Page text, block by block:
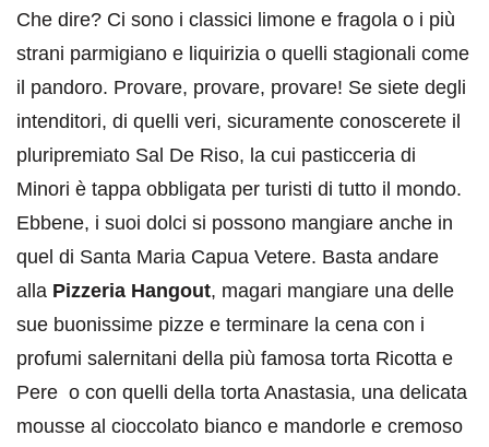
Che dire? Ci sono i classici limone e fragola o i più
strani parmigiano e liquirizia o quelli stagionali come
il pandoro. Provare, provare, provare! Se siete degli
intenditori, di quelli veri, sicuramente conoscerete il
pluripremiato Sal De Riso, la cui pasticceria di
Minori è tappa obbligata per turisti di tutto il mondo.
Ebbene, i suoi dolci si possono mangiare anche in
quel di Santa Maria Capua Vetere. Basta andare
alla Pizzeria Hangout, magari mangiare una delle
sue buonissime pizze e terminare la cena con i
profumi salernitani della più famosa torta Ricotta e
Pere o con quelli della torta Anastasia, una delicata
mousse al cioccolato bianco e mandorle e cremoso